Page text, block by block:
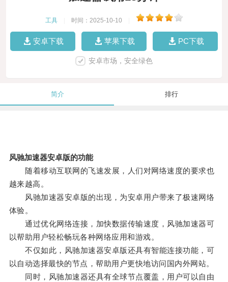
工具 时间：2025-10-10
安卓下载 苹果下载 PC下载
安卓市场，安全绿色
简介 排行
风驰加速器安卓版的功能
随着移动互联网的飞速发展，人们对网络速度的要求也
越来越高。
风驰加速器安卓版的出现，为安卓用户带来了极速网络
体验。
通过优化网络连接，加快数据传输速度，风驰加速器可
以帮助用户轻松畅玩各种网络应用和游戏。
不仅如此，风驰加速器安卓版还具有智能连接功能，可
以自动选择最快的节点，帮助用户更快地访问国内外网站。
同时，风驰加速器还具有全球节点覆盖，用户可以自由